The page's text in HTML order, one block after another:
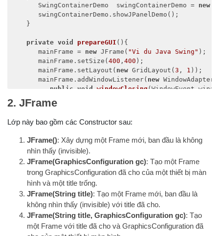
      SwingContainerDemo  swingContainerDemo =
new
      swingContainerDemo.showJPanelDemo();
   }
private void prepareGUI ( ) {
      mainFrame =
new JFrame( "Vi du Java Swing" );
      mainFrame.setSize(
400 , 400 );
      mainFrame.setLayout(
new GridLayout( 3 , 1 ));
      mainFrame.addWindowListener(
new
public void windowClosing ( WindowEvent
            System.exit(
         }
      headerLabel =
new JLabel(
      statusLabel.setSize(
      msglabel =
new JLabel("Chao mung ban den voi
      controlPanel =
new JPanel();
      controlPanel.setLayout(
new FlowLayout());
      mainFrame.
add(headerLabel);
      mainFrame.
add (controlPanel);
2. JFrame
Lớp này bao gồm các Constructor sau:
JFrame(): Xây dựng một Frame mới, ban đầu là không
nhìn thấy (invisible).
JFrame(GraphicsConfiguration gc): Tạo một Frame
trong GraphicsConfiguration đã cho của một thiết bị màn
hình và một title trống.
JFrame(String title): Tạo một Frame mới, ban đầu là
không nhìn thấy (invisible) với title đã cho.
JFrame(String title, GraphicsConfiguration gc): Tạo
một Frame với title đã cho và GraphicsConfiguration đã